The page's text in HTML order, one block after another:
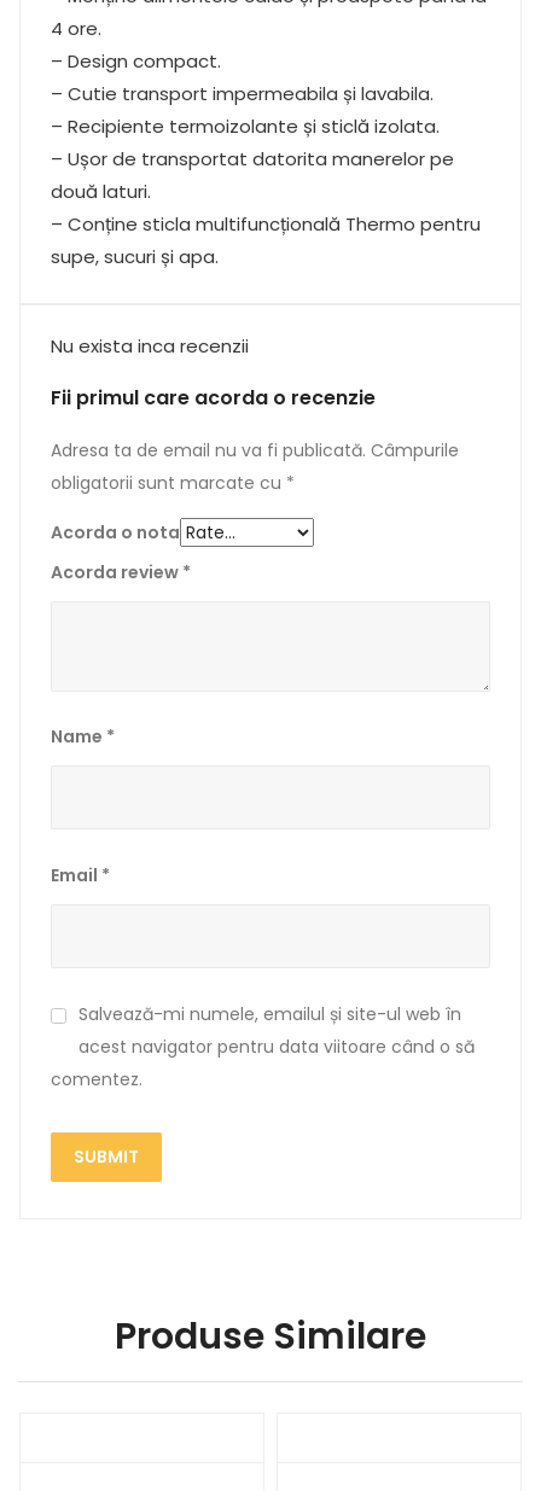
4 ore.
– Design compact.
– Cutie transport impermeabila și lavabila.
– Recipiente termoizolante și sticlă izolata.
– Ușor de transportat datorita manerelor pe
două laturi.
– Conține sticla multifuncțională Thermo pentru
supe, sucuri și apa.
Nu exista inca recenzii
Fii primul care acorda o recenzie
Adresa ta de email nu va fi publicată. Câmpurile
obligatorii sunt marcate cu *
Acorda o nota
Acorda review *
Name *
Email *
Salvează-mi numele, emailul și site-ul web în
acest navigator pentru data viitoare când o să
comentez.
Produse Similare